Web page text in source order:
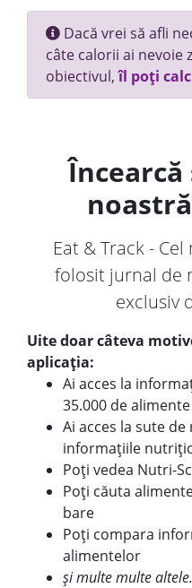
Dacă vrei să afli
câte calorii ai nevoie
obiectivul,îl poți
Eat & Track -
folosit jurnal de
exclusiv
Uite doar câteva
aplicația:
Ai acces la
35.000 de
Ai acces la sute
informațiile
Poți vedea Nutri-
Poți căuta
bare
Poți compara
alimentelor
și multe multe